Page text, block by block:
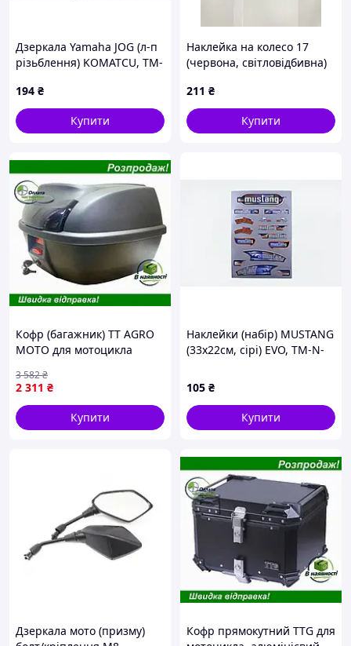
Дзеркала Yamaha JOG (л-п
різьблення) KOMATCU, TM-
194 ₴
Купити
Наклейка на колесо 17
(червона, світловідбивна)
211 ₴
Купити
Кофр (багажник) TT AGRO
MOTO для мотоцикла
2 311 ₴
3 582₴
Купити
Наклейки (набір) MUSTANG
(33х22см, сірі) EVO, TM-N-
105 ₴
Купити
Дзеркала мото (призму)
Кофр прямокутний TTG для